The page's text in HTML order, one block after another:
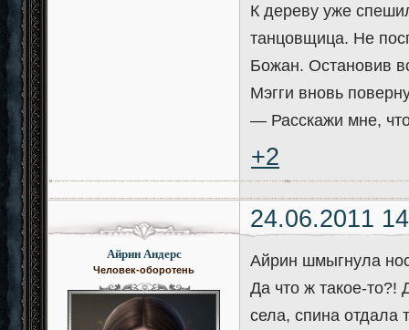
К дереву уже
танцовщица. Не
Божан. Остановив
Мэгги вновь
— Расскажи мне,
+2
24.06.2011
Айрин Андерс
Человек-оборотень
Айрин шмыгнула
Да что ж такое-то?!
села, спина отдала